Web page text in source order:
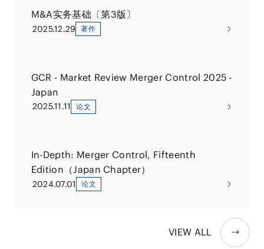
M&A实务基础〔第3版〕
2025.12.29 著作
GCR - Market Review Merger Control 2025 -
Japan
2025.11.11 论文
In-Depth: Merger Control, Fifteenth
Edition（Japan Chapter）
2024.07.01 论文
VIEW ALL